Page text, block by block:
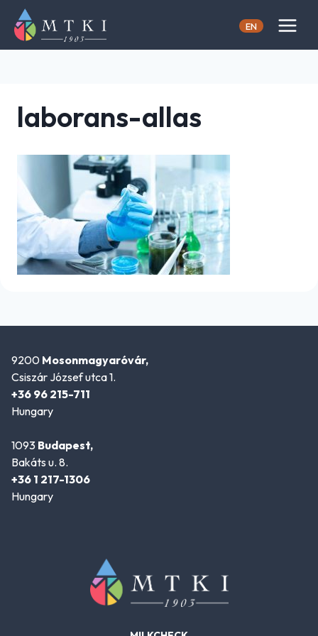
content
EN
laborans-allas
9200 Mosonmagyaróvár,
Csiszár József utca 1.
+36 96 215-711
Hungary
1093 Budapest,
Bakáts u. 8.
+36 1 217-1306
Hungary